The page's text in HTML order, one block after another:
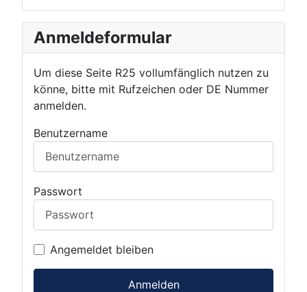
Anmeldeformular
Um diese Seite R25 vollumfänglich nutzen zu
könne, bitte mit Rufzeichen oder DE Nummer
anmelden.
Benutzername
Passwort
Angemeldet bleiben
Anmelden